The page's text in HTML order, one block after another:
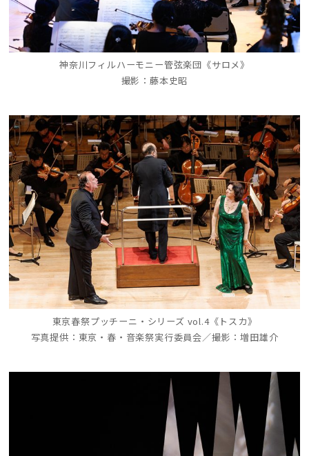
神奈川フィルハーモニー管弦楽団《サロメ》
撮影：藤本史昭
東京春祭プッチーニ・シリーズ vol.4《トスカ》
写真提供：東京・春・音楽祭実行委員会／撮影：増田雄介